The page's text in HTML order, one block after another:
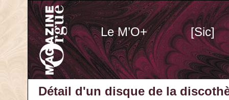
Le M’O+ [Sic]
Détail d'un disque de la